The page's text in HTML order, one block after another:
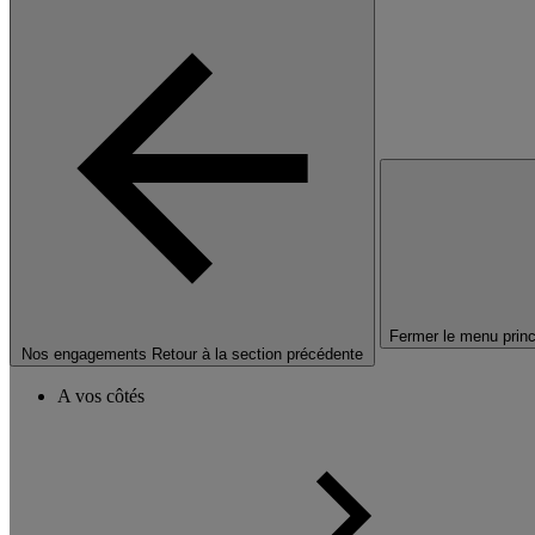
Nos engagements Retour à la section précédente
Fermer le menu
A vos côtés